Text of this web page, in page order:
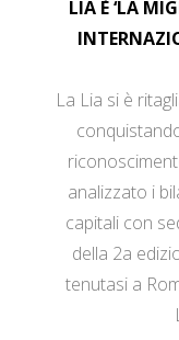
LIA È ‘LA
La Lia si è
analizzato i
capitali con
della 2a
tenutasi a